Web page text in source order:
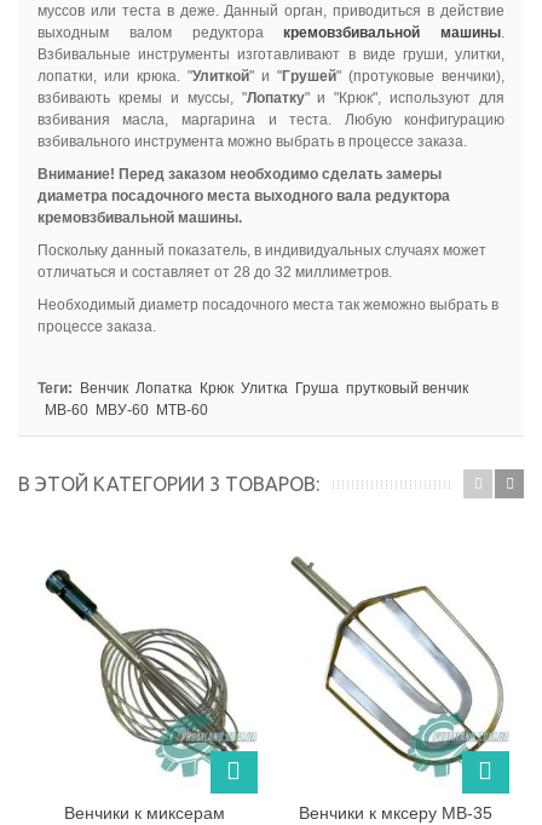
муссов или теста в деже. Данный орган, приводиться в действие
выходным валом редукторакремовзбивальной машины
Взбивальные инструменты изготавливают в виде груши, улитки,
лопатки, или крюка. "Улиткой" и "Грушей" (протуковые венчики),
взбивають кремы и муссы, "Лопатку" и "Крюк", используют для
взбивания масла, маргарина и теста. Любую конфигурацию
взбивального инструмента можно выбрать в процессе заказа.
Внимание! Перед заказом необходимо сделать замеры
диаметра посадочного места выходного вала редуктора
кремовзбивальной машины.
Поскольку данный показатель, в индивидуальных случаях может
отличаться и составляет от 28 до 32 миллиметров.
Необходимый диаметр посадочного места так жеможно выбрать в
процессе заказа.
Теги: Венчик Лопатка Крюк Улитка Груша прутковый венчик
МВ-60 МВУ-60 МТВ-60
В ЭТОЙ КАТЕГОРИИ 3 ТОВАРОВ:
Венчики к миксерам
Венчики к мксеру МВ-35